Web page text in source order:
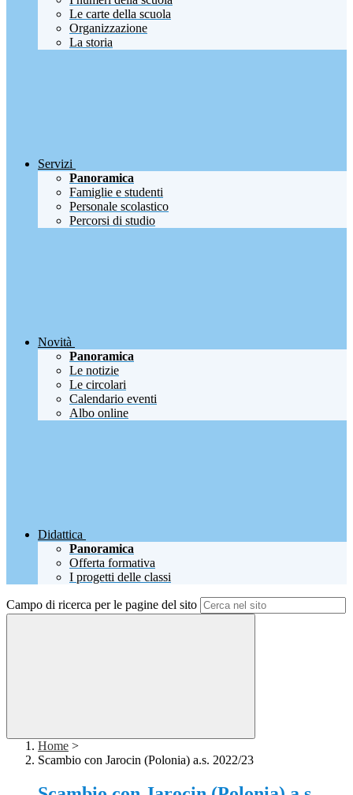
Le carte della scuola
Organizzazione
La storia
Servizi
Panoramica
Famiglie e studenti
Personale scolastico
Percorsi di studio
Novità
Panoramica
Le notizie
Le circolari
Calendario eventi
Albo online
Didattica
Panoramica
Offerta formativa
I progetti delle classi
Campo di ricerca per le pagine del sito
Home >
Scambio con Jarocin (Polonia) a.s. 2022/23